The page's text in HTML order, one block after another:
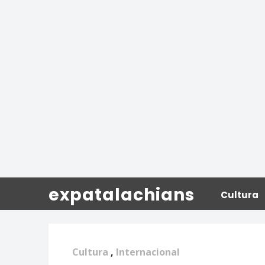
expatalachians Cultura
Cultura , Internacional